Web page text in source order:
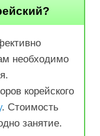
необходимо
корейского
. Cтоимость
занятие.